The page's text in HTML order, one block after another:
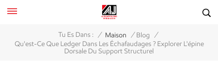
Tu Es Dans : / Maison / Blog /
Qu'est-Ce Que Ledger Dans Les Échafaudages ? Explorer L'épine
Dorsale Du Support Structurel